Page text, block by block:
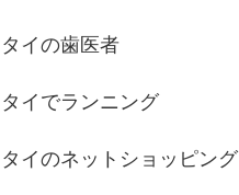
タイの歯医者
タイでランニング
タイのネットショッピング